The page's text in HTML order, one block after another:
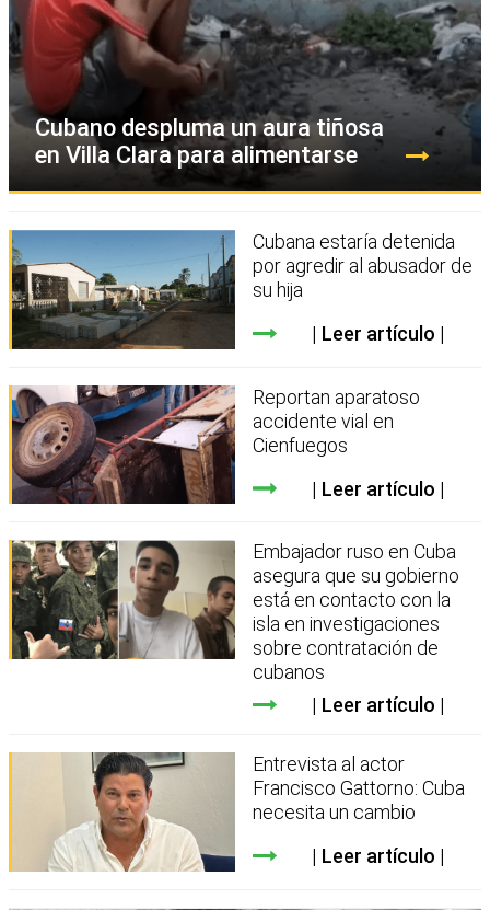
Cubano despluma un aura tiñosa
en Villa Clara para alimentarse
Cubana estaría detenida
por agredir al abusador de
su hija
Leer artículo
Reportan aparatoso
accidente vial en
Cienfuegos
Leer artículo
Embajador ruso en Cuba
asegura que su gobierno
está en contacto con la
isla en investigaciones
sobre contratación de
cubanos
Leer artículo
Entrevista al actor
Francisco Gattorno: Cuba
necesita un cambio
Leer artículo